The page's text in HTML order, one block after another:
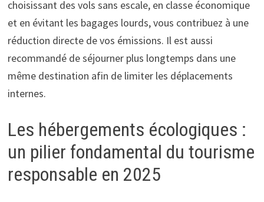
choisissant des vols sans escale, en classe économique
et en évitant les bagages lourds, vous contribuez à une
réduction directe de vos émissions. Il est aussi
recommandé de séjourner plus longtemps dans une
même destination afin de limiter les déplacements
internes.
Les hébergements écologiques :
un pilier fondamental du tourisme
responsable en 2025